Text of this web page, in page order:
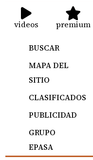
videos premium
BUSCAR
MAPA DEL
SITIO
CLASIFICADOS
PUBLICIDAD
GRUPO
EPASA